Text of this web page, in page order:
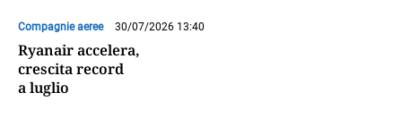
Compagnie aeree 30/07/2026 13:40
Ryanair accelera,
crescita record
a luglio